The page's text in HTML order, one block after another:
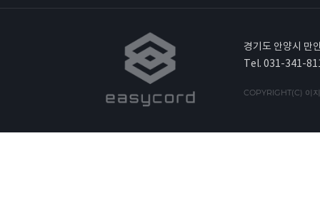
경기도 안양시 만
Tel. 031-341-
COPYRIGHT(C) 이